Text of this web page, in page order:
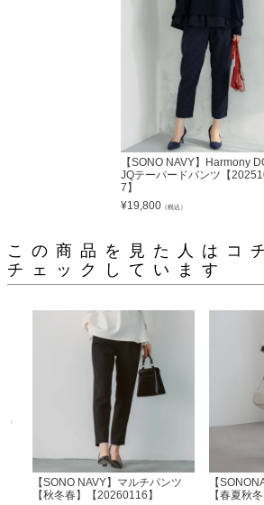
【SONO NAVY】Harmony
JQテーパードパンツ【
7】
¥19,800 （税込）
この商品を見た人はコ
チェックしています
【SONO NAVY】マルチパンツ
【秋冬春】【20260116】
【
【春夏秋